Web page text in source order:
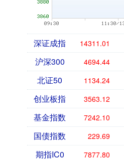
深证成指 14311.01
沪深300 4694.44
北证50 1134.24
创业板指 3563.12
基金指数 7242.10
国债指数 229.69
期指IC0 7877.80